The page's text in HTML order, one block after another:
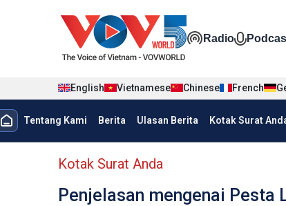
ĐaRadio
English Vietnamese Chinese French
menu trang chủ tiếng Indo
Tentang Kami Berita Ulasan Berita Kotak Surat
menu phụ tiếng Indo
Kotak Surat Anda
Penjelasan mengenai Pesta